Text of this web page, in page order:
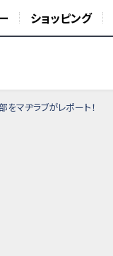
ショッピング
マヂラブがレポート！